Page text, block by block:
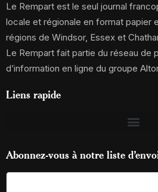
Le Rempart est le seul journal
locale et régionale en format papier
régions de Windsor, Essex et
Le Rempart fait partie du réseau de
d’information en ligne du groupe
Liens rapide
Abonnez-vous à notre liste